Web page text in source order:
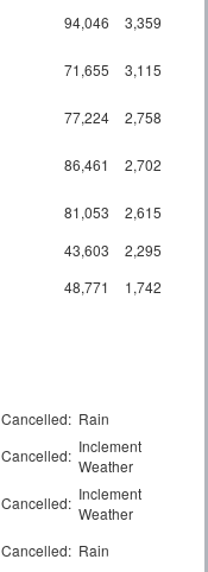
94,046
3,359
71,655
3,115
77,224
2,758
86,461
2,702
81,053
2,615
43,603
2,295
48,771 1,742
Cancelled: Rain
Cancelled: Inclement
Weather
Cancelled: Inclement
Weather
Cancelled: Rain